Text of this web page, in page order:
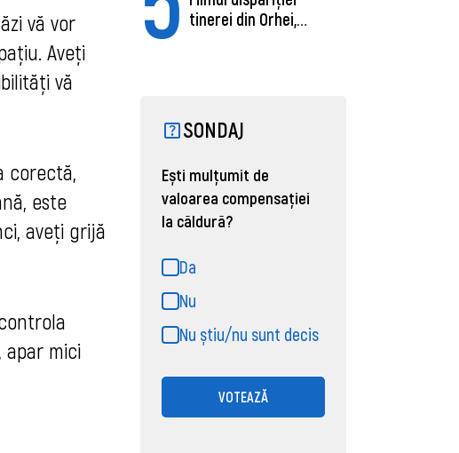
vă vor
Aveți
vă
corectă,
este
aveți grijă
apar mici
tinerei din Orhei,
SONDAJ
Ești mulțumit de
valoarea compensației
la căldură?
Da
Nu
Nu știu/nu sunt decis
VOTEAZĂ